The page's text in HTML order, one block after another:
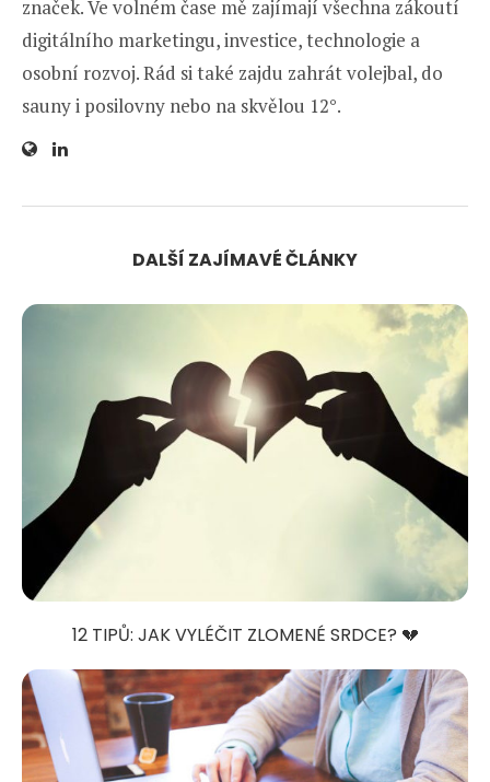
značek. Ve volném čase mě zajímají všechna zákoutí
digitálního marketingu, investice, technologie a
osobní rozvoj. Rád si také zajdu zahrát volejbal, do
sauny i posilovny nebo na skvělou 12°.
DALŠÍ ZAJÍMAVÉ ČLÁNKY
12 TIPŮ: JAK VYLÉČIT ZLOMENÉ SRDCE? 💔